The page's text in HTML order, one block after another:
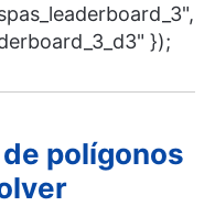
});
polígonos